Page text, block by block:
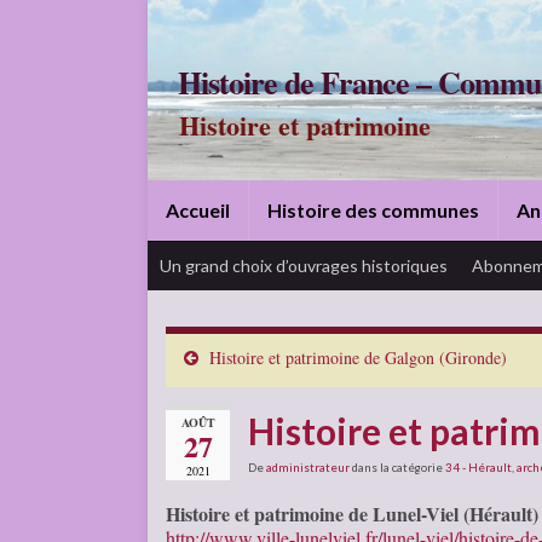
Histoire de France –
Histoire et patrimoine
Accueil Histoire des communes
Un grand choix d’ouvrages historiques
Histoire et patrimoine de Galgon (Gironde)
AOÛT
27
2021
Histoire et
Deadministrateurdans la catégorie34 - Hérault
Histoire et patrimoine de Lunel-Viel (Hérault)